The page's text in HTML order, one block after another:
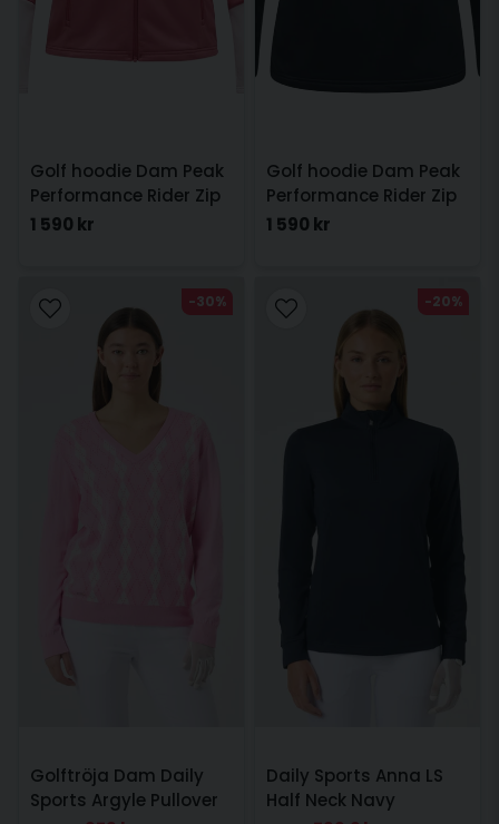
Golf hoodie Dam Peak
Performance Rider Zip
Hood Rosa
1 590 kr
Golf hoodie Dam Peak
Performance Rider Zip
Hood Svart
1 590 kr
Golftröja Dam Daily
Sports Argyle Pullover
-30%
Daily Sports Anna LS
Half Neck Navy
-20%